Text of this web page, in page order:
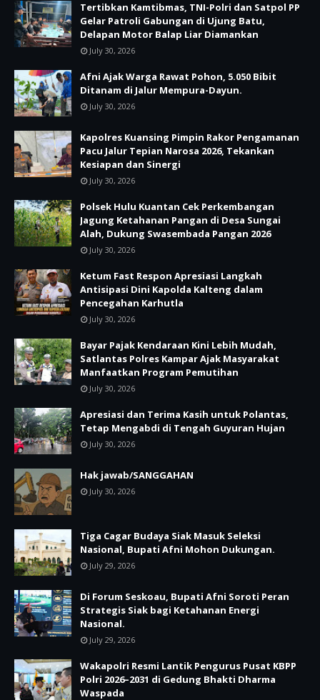
Tertibkan Kamtibmas, TNI-Polri dan Satpol PP
Gelar Patroli Gabungan di Ujung Batu,
Delapan Motor Balap Liar Diamankan
July 30, 2026
Afni Ajak Warga Rawat Pohon, 5.050 Bibit
Ditanam di Jalur Mempura-Dayun.
July 30, 2026
Kapolres Kuansing Pimpin Rakor Pengamanan
Pacu Jalur Tepian Narosa 2026, Tekankan
Kesiapan dan Sinergi
July 30, 2026
Polsek Hulu Kuantan Cek Perkembangan
Jagung Ketahanan Pangan di Desa Sungai
Alah, Dukung Swasembada Pangan 2026
July 30, 2026
Ketum Fast Respon Apresiasi Langkah
Antisipasi Dini Kapolda Kalteng dalam
Pencegahan Karhutla
July 30, 2026
Bayar Pajak Kendaraan Kini Lebih Mudah,
Satlantas Polres Kampar Ajak Masyarakat
Manfaatkan Program Pemutihan
July 30, 2026
Apresiasi dan Terima Kasih untuk Polantas,
Tetap Mengabdi di Tengah Guyuran Hujan
July 30, 2026
Hak jawab/SANGGAHAN
July 30, 2026
Tiga Cagar Budaya Siak Masuk Seleksi
Nasional, Bupati Afni Mohon Dukungan.
July 29, 2026
Di Forum Seskoau, Bupati Afni Soroti Peran
Strategis Siak bagi Ketahanan Energi
Nasional.
July 29, 2026
Wakapolri Resmi Lantik Pengurus Pusat KBPP
Polri 2026–2031 di Gedung Bhakti Dharma
Waspada